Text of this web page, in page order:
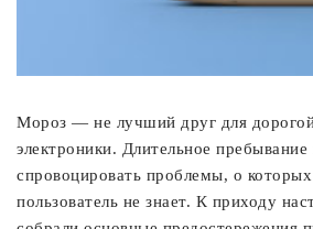
Мороз — не лучший друг для
электроники. Длительное
спровоцировать проблемы, о
пользователь не знает. К приходу